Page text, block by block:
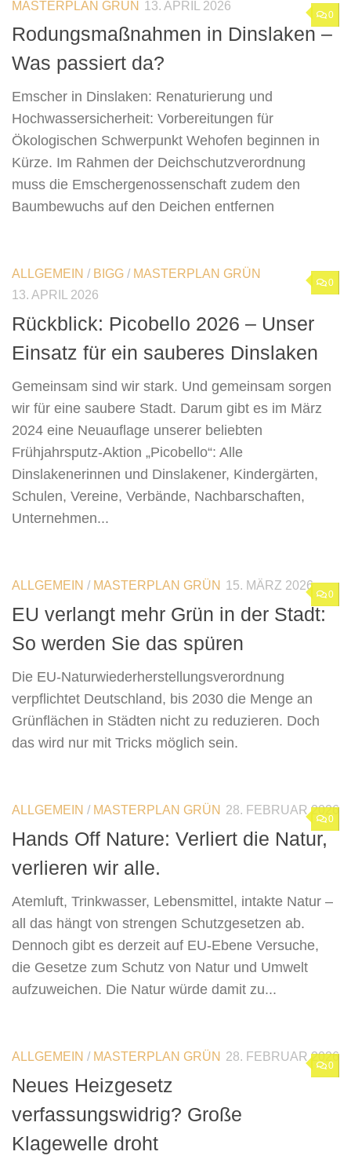
0
MASTERPLAN GRÜN 13. APRIL 2026
Rodungsmaßnahmen in Dinslaken –
Was passiert da?
Emscher in Dinslaken: Renaturierung und
Hochwassersicherheit: Vorbereitungen für
Ökologischen Schwerpunkt Wehofen beginnen in
Kürze. Im Rahmen der Deichschutzverordnung
muss die Emschergenossenschaft zudem den
Baumbewuchs auf den Deichen entfernen
0
ALLGEMEIN / BIGG / MASTERPLAN GRÜN
13. APRIL 2026
Rückblick: Picobello 2026 – Unser
Einsatz für ein sauberes Dinslaken
Gemeinsam sind wir stark. Und gemeinsam sorgen
wir für eine saubere Stadt. Darum gibt es im März
2024 eine Neuauflage unserer beliebten
Frühjahrsputz-Aktion „Picobello“: Alle
Dinslakenerinnen und Dinslakener, Kindergärten,
Schulen, Vereine, Verbände, Nachbarschaften,
Unternehmen...
0
ALLGEMEIN / MASTERPLAN GRÜN 15. MÄRZ 2026
EU verlangt mehr Grün in der Stadt:
So werden Sie das spüren
Die EU-Naturwiederherstellungsverordnung
verpflichtet Deutschland, bis 2030 die Menge an
Grünflächen in Städten nicht zu reduzieren. Doch
das wird nur mit Tricks möglich sein.
0
ALLGEMEIN / MASTERPLAN GRÜN 28. FEBRUAR 2026
Hands Off Nature: Verliert die Natur,
verlieren wir alle.
Atemluft, Trinkwasser, Lebensmittel, intakte Natur –
all das hängt von strengen Schutzgesetzen ab.
Dennoch gibt es derzeit auf EU-Ebene Versuche,
die Gesetze zum Schutz von Natur und Umwelt
aufzuweichen. Die Natur würde damit zu...
0
ALLGEMEIN / MASTERPLAN GRÜN 28. FEBRUAR 2026
Neues Heizgesetz
verfassungswidrig? Große
Klagewelle droht